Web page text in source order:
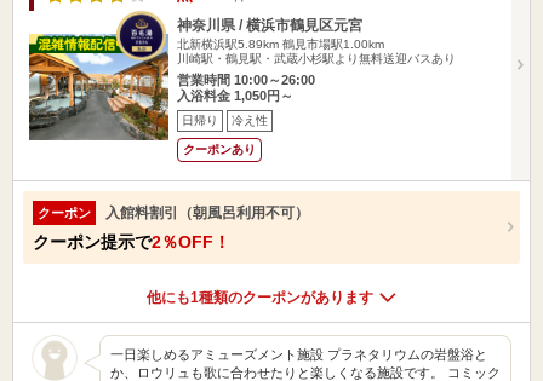
神奈川県 / 横浜市鶴見区元宮
北新横浜駅5.89km 鶴見市場駅1.00km
川崎駅・鶴見駅・武蔵小杉駅より無料送迎バスあり
営業時間 10:00～26:00
入浴料金 1,050円～
日帰り 冷え性
クーポンあり
クーポン 入館料割引（朝風呂利用不可）
クーポン提示で2％OFF！
他にも1種類のクーポンがあります
一日楽しめるアミューズメント施設 プラネタリウムの岩盤浴と
か、ロウリュも歌に合わせたりと楽しくなる施設です。 コミック